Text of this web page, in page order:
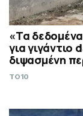
«Τα δεδομένα
για
διψασμένη
TO10